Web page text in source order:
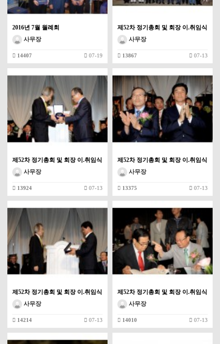
2016년 7월 월례회
사무장
14407 07-19
제52차 정기총회 및 회장 이.취임식
사무장
13867 07-13
제52차 정기총회 및 회장 이.취임식
사무장
13924 07-13
제52차 정기총회 및 회장 이.취임식
사무장
13375 07-13
제52차 정기총회 및 회장 이.취임식
사무장
14214 07-13
제52차 정기총회 및 회장 이.취임식
사무장
14010 07-13